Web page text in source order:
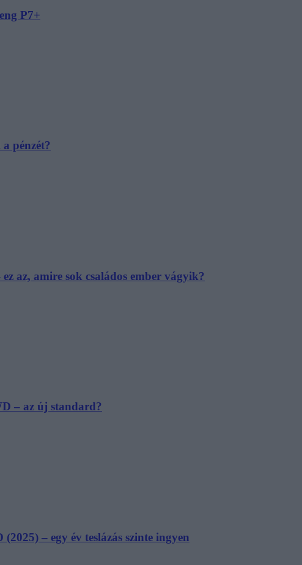
P7+
pénzét?
az, amire sok családos ember vágyik?
– az új standard?
– egy év teslázás szinte ingyen